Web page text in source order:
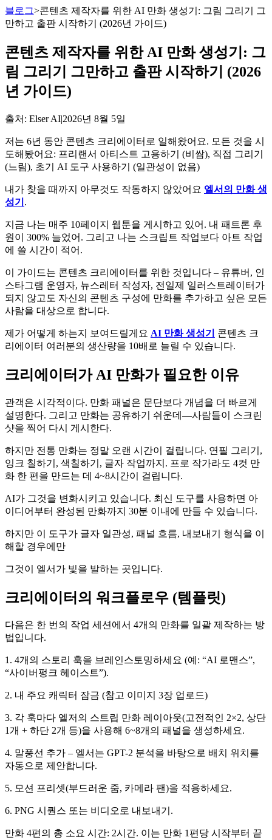
블로그>콘텐츠 제작자를 위한 AI 만화 생성기: 그림 그리기 그
만하고 출판 시작하기 (2026년 가이드)
콘텐츠 제작자를 위한 AI 만화 생성기: 그
림 그리기 그만하고 출판 시작하기 (2026
년 가이드)
출처 : Elser AI|2026년 8월 5일
저는 6년 동안 콘텐츠 크리에이터로 일해왔어요. 모든 것을 시
도해봤어요: 프리랜서 아티스트 고용하기 (비쌈), 직접 그리기
(느림), 초기 AI 도구 사용하기 (일관성이 없음)
내가 찾을 때까지 아무것도 작동하지 않았어요 엘서의 만화 생
성기 .
지금 나는 매주 10페이지 웹툰을 게시하고 있어. 내 패트론 후
원이 300% 늘었어. 그리고 나는 스크립트 작업보다 아트 작업
에 쓸 시간이 적어.
이 가이드는 콘텐츠 크리에이터를 위한 것입니다 – 유튜버, 인
스타그램 운영자, 뉴스레터 작성자, 전일제 일러스트레이터가
되지 않고도 자신의 콘텐츠 구성에 만화를 추가하고 싶은 모든
사람을 대상으로 합니다.
제가 어떻게 하는지 보여드릴게요 AI 만화 생성기
콘텐츠 크
리에이터 여러분의 생산량을 10배로 늘릴 수 있습니다.
크리에이터가 AI 만화가 필요한 이유
관객은 시각적이다. 만화 패널은 문단보다 개념을 더 빠르게
설명한다. 그리고 만화는 공유하기 쉬운데—사람들이 스크린
샷을 찍어 다시 게시한다.
하지만 전통 만화는 정말 오랜 시간이 걸립니다. 연필 그리기,
잉크 칠하기, 색칠하기, 글자 작업까지. 프로 작가라도 4컷 만
화 한 편을 만드는 데 4~8시간이 걸립니다.
AI가 그것을 변화시키고 있습니다. 최신 도구를 사용하면 아
이디어부터 완성된 만화까지 30분 이내에 만들 수 있습니다.
하지만 이 도구가 글자 일관성, 패널 흐름, 내보내기 형식을 이
해할 경우에만
그것이 엘서가 빛을 발하는 곳입니다.
크리에이터의 워크플로우 (템플릿)
다음은 한 번의 작업 세션에서 4개의 만화를 일괄 제작하는 방
법입니다.
1. 4개의 스토리 훅을 브레인스토밍하세요 (예: “AI 로맨스”,
“사이버펑크 헤이스트”).
2. 내 주요 캐릭터 잠금 (참고 이미지 3장 업로드)
3. 각 훅마다 엘저의 스트립 만화 레이아웃(고전적인 2×2, 상단
1개 + 하단 2개 등)을 사용해 6~8개의 패널을 생성하세요.
4. 말풍선 추가 – 엘서는 GPT-2 분석을 바탕으로 배치 위치를
자동으로 제안합니다.
5. 모션 프리셋(부드러운 줌, 카메라 팬)을 적용하세요.
6. PNG 시퀀스 또는 비디오로 내보내기.
만화 4편의 총 소요 시간: 2시간. 이는 만화 1편당 시작부터 끝